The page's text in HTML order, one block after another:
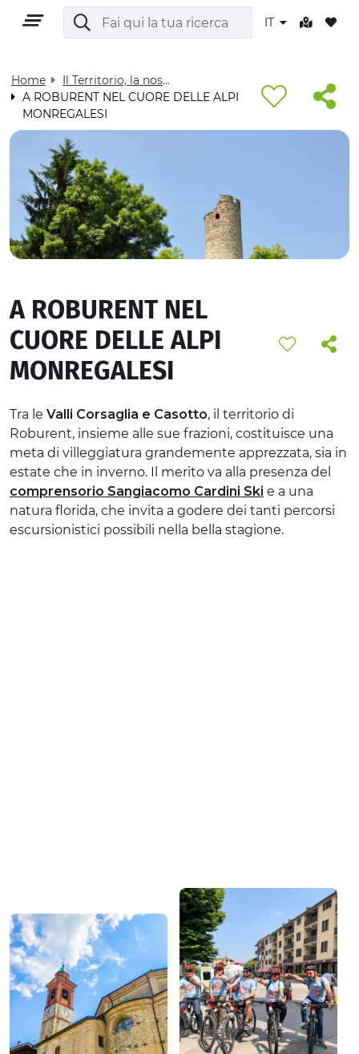
IT
TERRITORIO
CULTURA
NATURA E BENESSERE
ESPERIENZE
EVENTI
OFFERTE
ACCOGLIENZA
Home
Il Territorio, la nostra casa - Visit Cuneese
A ROBURENT NEL CUORE DELLE ALPI
MONREGALESI
A ROBURENT NEL
CUORE DELLE ALPI
MONREGALESI
Tra le Valli Corsaglia e Casotto, il territorio di
Roburent, insieme alle sue frazioni, costituisce una
meta di villeggiatura grandemente apprezzata, sia in
estate che in inverno. Il merito va alla presenza del
comprensorio Sangiacomo Cardini Ski e a una
natura florida, che invita a godere dei tanti percorsi
escursionistici possibili nella bella stagione.